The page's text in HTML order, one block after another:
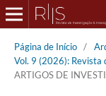
Página de Início /
Vol. 9 (2026): Revista
ARTIGOS DE